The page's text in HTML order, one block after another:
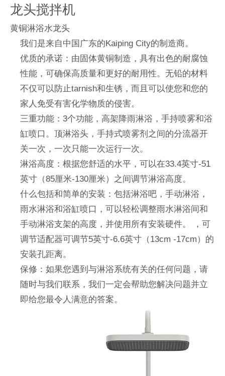
龙头搅拌机
黄铜淋浴水龙头
我们是来自中国广东的Kaiping City的制造商。
优质的承诺：由固体黄铜制造，具有出色的耐腐蚀
性能，可确保高质量和更好的耐用性。无铅的材料
不仅可以防止tarnish和生锈，而且可以使您和您的
家人免受有害化学物质的侵害。
三重功能：3个功能，高架降雨淋浴，手持喷雾和浴
缸喷口。顶淋浴头，手持式喷雾剂之间的分流器开
关一次，一次只能一次运行一次。
淋浴高度：根据您舒适的水平，可以在33.4英寸-51
英寸（85厘米-130厘米）之间调节淋浴高度。
什么包括和简单的安装：包括淋浴吧，手动淋浴，
雨水淋浴和浴缸喷口，可以轻松调整雨水淋浴间和
手动淋浴支架的高度，并使用所有安装硬件。 ，可
调节适配器可调节5英寸-6.6英寸（13cm -17cm）的
安装孔距离。
保修：如果您遇到与淋浴系统有关的任何问题，请
随时与我们联系，我们一定会帮助您解决问题并立
即给您最令人满意的答案。